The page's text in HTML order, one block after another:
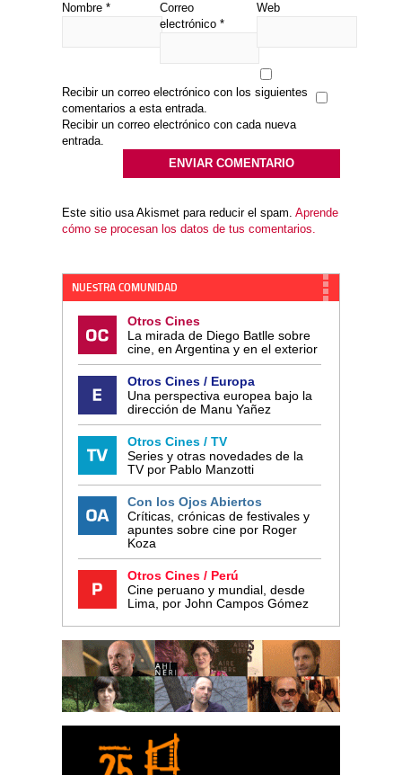
Nombre *
Correo
electrónico *
Web
Recibir un correo electrónico con los siguientes
comentarios a esta entrada.
Recibir un correo electrónico con cada nueva
entrada.
Este sitio usa Akismet para reducir el spam. Aprende
cómo se procesan los datos de tus comentarios.
NUESTRA COMUNIDAD
Otros Cines
La mirada de Diego Batlle sobre
cine, en Argentina y en el exterior
Otros Cines / Europa
Una perspectiva europea bajo la
dirección de Manu Yañez
Otros Cines / TV
Series y otras novedades de la
TV por Pablo Manzotti
Con los Ojos Abiertos
Críticas, crónicas de festivales y
apuntes sobre cine por Roger
Koza
Otros Cines / Perú
Cine peruano y mundial, desde
Lima, por John Campos Gómez